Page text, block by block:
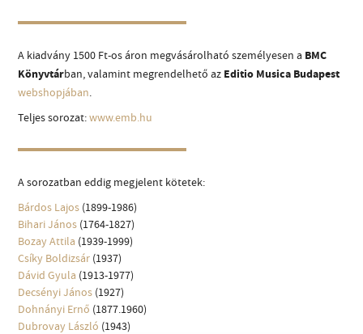
ZENEMŰ-ADATBÁZIS
ZENEI KÖNYVTÁR, ONLINE KATALÓGUS
A kiadvány 1500 Ft-os áron megvásárolható személyesen a BMC
Könyvtárban, valamint megrendelhető az Editio Musica Budapest
webshopjában
Teljes sorozat:www.emb.hu
A sorozatban eddig megjelent kötetek:
Bárdos Lajos (1899-1986)
Bihari János (1764-1827)
Bozay Attila (1939-1999)
Csíky Boldizsár (1937)
Dávid Gyula (1913-1977)
Decsényi János (1927)
Dohnányi Ernő (1877.1960)
Dubrovay László (1943)